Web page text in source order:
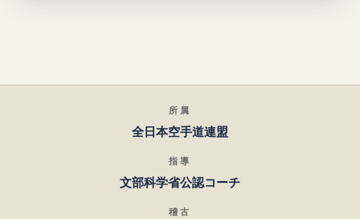
所属
全日本空手道連盟
指導
文部科学省公認コーチ
稽古